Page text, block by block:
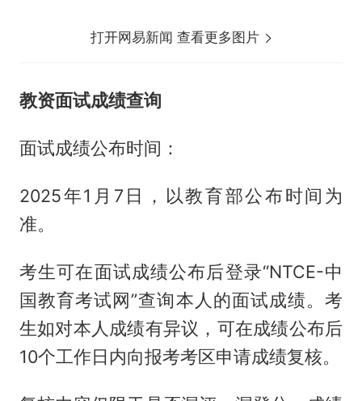
打开网易新闻 查看更多图片
教资面试成绩查询
面试成绩公布时间：
2025年1月7日，以教育部公布时间为
准。
考生可在面试成绩公布后登录“NTCE-中
国教育考试网”查询本人的面试成绩。考
生如对本人成绩有异议，可在成绩公布后
10个工作日内向报考考区申请成绩复核。